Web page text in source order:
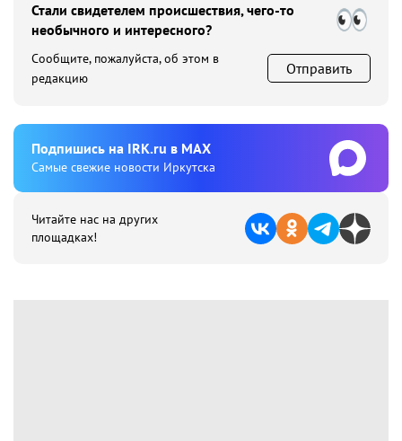
Стали свидетелем происшествия, чего-то
необычного и интересного?
Сообщите, пожалуйста, об этом в
редакцию
Отправить
Подпишиcь на IRK.ru в MAX
Cамые свежие новости Иркутска
Читайте нас на других
площадках!